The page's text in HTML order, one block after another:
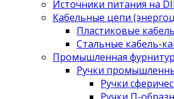
Источники питания на
Кабельные цепи
Пластиковые
Стальные кабель-
Промышленная
Ручки
Ручки